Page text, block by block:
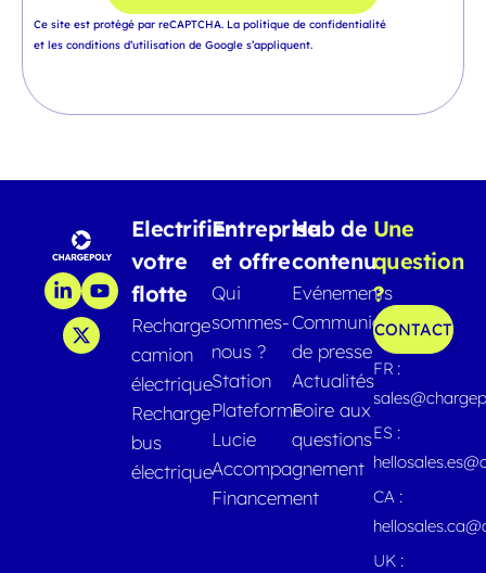
Ce site est protégé par reCAPTCHA. La politique de confidentialité
et les conditions d’utilisation de Google s’appliquent.
Electrifier
votre
flotte
Recharge
camion
électrique
Recharge
bus
électrique
Entreprise
et offre
Qui
sommes-
nous ?
Station
Plateforme
Lucie
Accompagnement
Financement
Hub de
contenu
Evénements
Communiqués
de presse
Actualités
Foire aux
questions
Une
question
?
CONTACT
FR :
ES :
CA :
UK :